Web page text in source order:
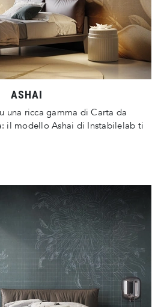
ASHAI
una ricca gamma di Carta da
il modello Ashai di Instabilelab ti